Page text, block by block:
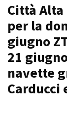
Città
per la
giugno
21
navette
Carducci